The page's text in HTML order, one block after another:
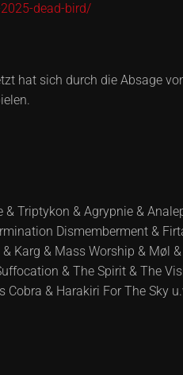
dead-bird/
hat sich durch die Absage
Triptykon & Agrypnie &
Dismemberment &
Karg & Mass Worship & Møl
& The Spirit & The
Cobra & Harakiri For The Sky